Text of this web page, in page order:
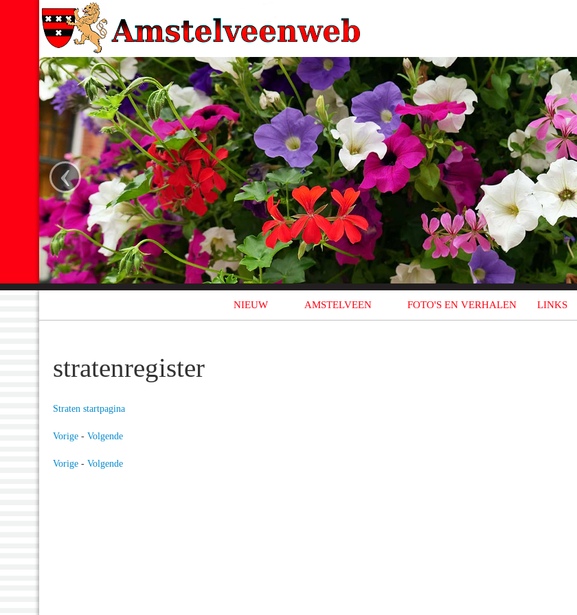
‹
NIEUW AMSTELVEEN FOTO'S EN VERHALEN LINKS
stratenregister
Straten startpagina
Vorige - Volgende
Vorige - Volgende